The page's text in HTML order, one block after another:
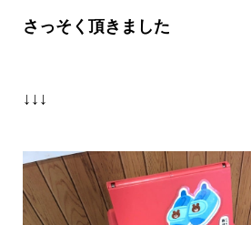
さっそく頂きました
↓↓↓